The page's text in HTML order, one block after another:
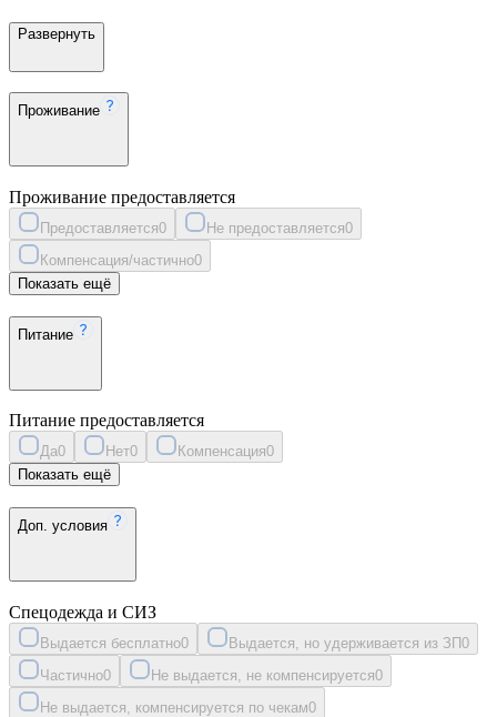
Развернуть
Проживание
Проживание предоставляется
Предоставляется0 Не предоставляется0
Компенсация/частично0
Показать ещё
Питание
Питание предоставляется
Да0 Нет0 Компенсация0
Показать ещё
Доп. условия
Спецодежда и СИЗ
Выдается бесплатно0 Выдается, но удерживается из ЗП0
Частично0 Не выдается, не компенсируется0
Не выдается, компенсируется по чекам0